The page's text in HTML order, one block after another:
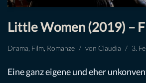
Little Women (2019) –
Drama Film Romanze von Claudia 3.
Eine ganz eigene und eher